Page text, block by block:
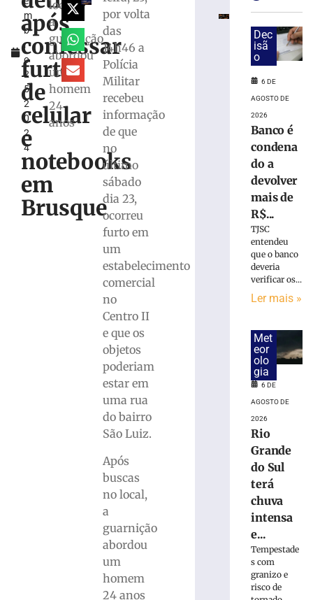
m
b
r
o
2
5,
2
0
2
4
após
confessar
furto
de
celular
e
notebooks
em
Brusque
local,
a
guarnição
abordou
um
homem
24
anos
por volta
das
14h46 a
Polícia
Militar
recebeu
informação
de que
no
último
sábado
dia 23,
ocorreu
furto em
um
estabelecimento
comercial
no
Centro II
e que os
objetos
poderiam
estar em
uma rua
do bairro
São Luiz.
Após
buscas
no local,
a
guarnição
abordou
um
homem
24 anos
SC-
cabine
destruída
Lebon
devolver
pagamento
fraudado
Dec
isã
o
6 DE
AGOSTO DE
2026
Banco é
condena
do a
devolver
mais de
R$...
TJSC
entendeu
que o banco
deveria
verificar os...
Ler mais »
Met
eor
olo
gia
6 DE
AGOSTO DE
2026
Rio
Grande
do Sul
terá
chuva
intensa
e...
Tempestade
s com
granizo e
risco de